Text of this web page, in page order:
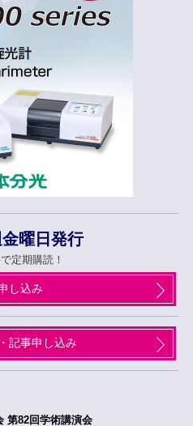
曜日発行
定期購読！
し込み
記事申し込み
第82回学術講演会